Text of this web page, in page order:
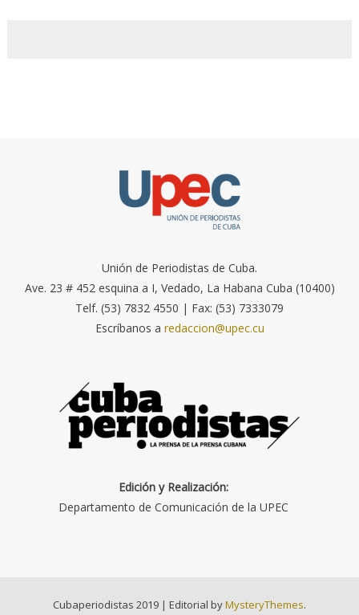
Unión de Periodistas de Cuba.
Ave. 23 # 452 esquina a I, Vedado, La Habana Cuba (10400)
Telf. (53) 7832 4550 | Fax: (53) 7333079
Escríbanos a redaccion@upec.cu
Edición y Realización:
Departamento de Comunicación de la UPEC
Cubaperiodistas 2019 | Editorial byMysteryThemes.